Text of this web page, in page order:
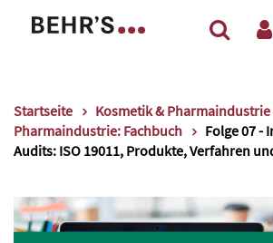
Startseite Kosmetik & Pharmaindustrie
Pharmaindustrie: Fachbuch
Folge 07 -
Audits: ISO 19011, Produkte, Verfahren